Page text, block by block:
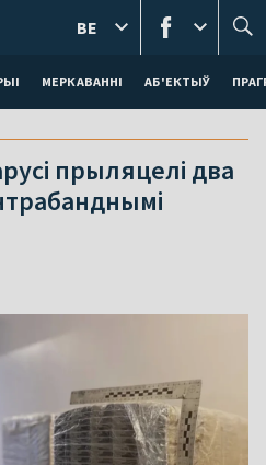
МЕРКАВАННI АБ'ЕКТЫЎ
BE
прыляцелі два